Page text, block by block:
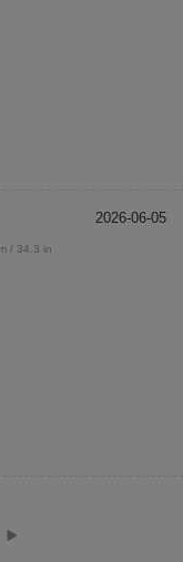
2026-06-05
/ 34.3 in